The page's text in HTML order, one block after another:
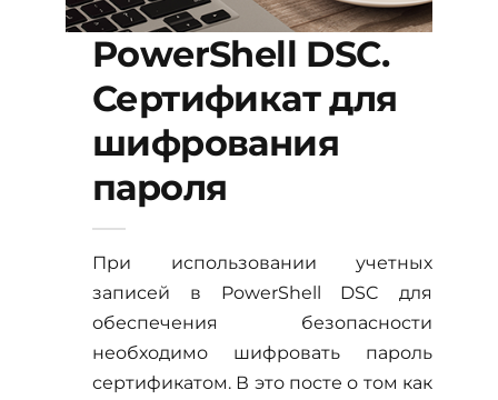
PowerShell DSC.
Сертификат для
шифрования
пароля
При использовании учетных
записей в PowerShell DSC для
обеспечения безопасности
необходимо шифровать пароль
сертификатом. В это посте о том как